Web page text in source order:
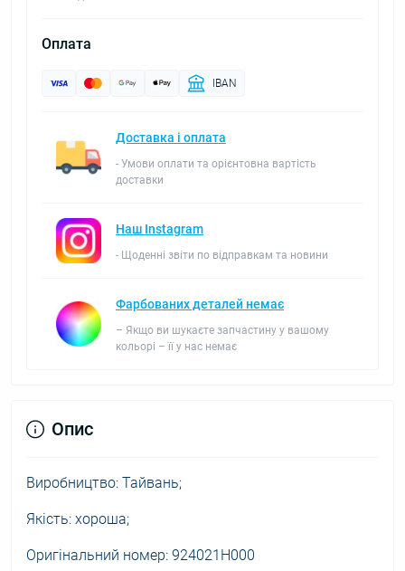
Оплата
IBAN
Доставка і оплата
- Умови оплати та орієнтовна вартість
доставки
Наш Instagram
- Щоденні звіти по відправкам та новини
Фарбованих деталей немає
– Якщо ви шукаєте запчастину у вашому
кольорі – її у нас немає
Опис
Виробництво: Тайвань;
Якість: хороша;
Оригінальний номер: 924021H000